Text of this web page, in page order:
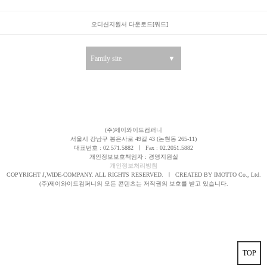
오디션지원서 다운로드[워드]
Family site ▼
(주)제이와이드컴퍼니
서울시 강남구 봉은사로 49길 43 (논현동 265-11)
대표번호 : 02.571.5882
Fax : 02.2051.5882
개인정보보호책임자 : 경영지원실
개인정보처리방침
COPYRIGHT J,WIDE-COMPANY. ALL RIGHTS RESERVED.
CREATED BY IMOTTO Co., Ltd.
(주)제이와이드컴퍼니의 모든 콘텐츠는 저작권의 보호를 받고 있습니다.
TOP